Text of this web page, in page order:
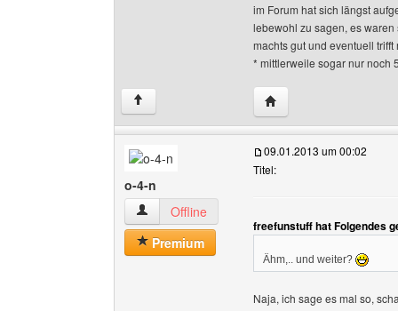
im Forum hat sich längst
lebewohl zu sagen, es
machts gut und eventuell
* mittlerweile sogar nur noch
↑ Website dieses
o-4-n
o-4-n Benutzer-Profile anzeigen
Offline
Premium
09.01.2013 um 00:02
Titel:
freefunstuff hat Folgendes
Ähm,.. und weiter?
Naja, ich sage es mal so,